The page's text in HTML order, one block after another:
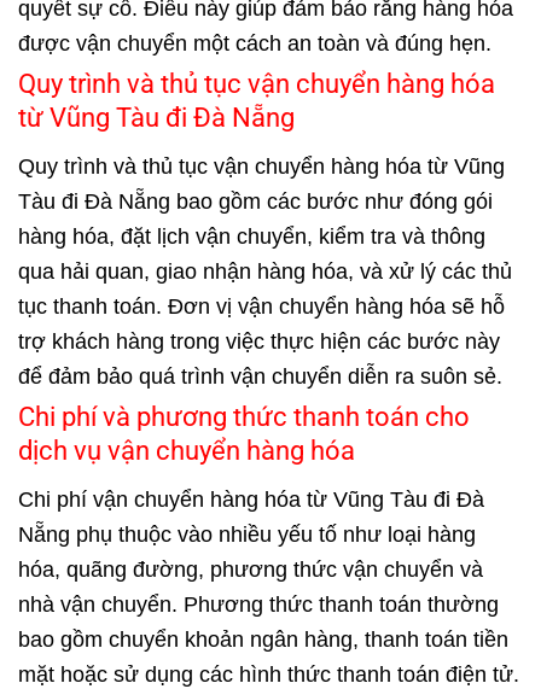
quyết sự cố. Điều này giúp đảm bảo rằng hàng hóa
được vận chuyển một cách an toàn và đúng hẹn.
Quy trình và thủ tục vận chuyển hàng hóa
từ Vũng Tàu đi Đà Nẵng
Quy trình và thủ tục vận chuyển hàng hóa từ Vũng
Tàu đi Đà Nẵng bao gồm các bước như đóng gói
hàng hóa, đặt lịch vận chuyển, kiểm tra và thông
qua hải quan, giao nhận hàng hóa, và xử lý các thủ
tục thanh toán. Đơn vị vận chuyển hàng hóa sẽ hỗ
trợ khách hàng trong việc thực hiện các bước này
để đảm bảo quá trình vận chuyển diễn ra suôn sẻ.
Chi phí và phương thức thanh toán cho
dịch vụ vận chuyển hàng hóa
Chi phí vận chuyển hàng hóa từ Vũng Tàu đi Đà
Nẵng phụ thuộc vào nhiều yếu tố như loại hàng
hóa, quãng đường, phương thức vận chuyển và
nhà vận chuyển. Phương thức thanh toán thường
bao gồm chuyển khoản ngân hàng, thanh toán tiền
mặt hoặc sử dụng các hình thức thanh toán điện tử.